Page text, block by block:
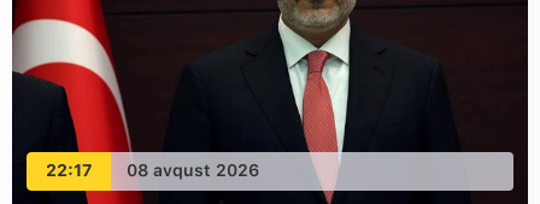
22:17 08 avqust 2026